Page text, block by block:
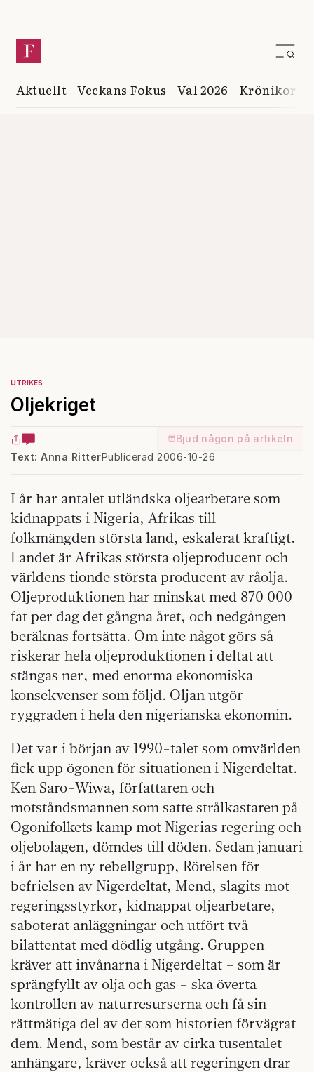
Aktuellt Veckans Fokus Val 2026 Krönikor
UTRIKES
Oljekriget
Bjud någon på artikeln
Text: Anna RitterPublicerad 2006-10-26
I år har antalet utländska oljearbetare som
kidnappats i Nigeria, Afrikas till
folkmängden största land, eskalerat kraftigt.
Landet är Afrikas största oljeproducent och
världens tionde största producent av råolja.
Oljeproduktionen har minskat med 870 000
fat per dag det gångna året, och nedgången
beräknas fortsätta. Om inte något görs så
riskerar hela oljeproduktionen i deltat att
stängas ner, med enorma ekonomiska
konsekvenser som följd. Oljan utgör
ryggraden i hela den nigerianska ekonomin.
Det var i början av 1990-talet som omvärlden
fick upp ögonen för situationen i Nigerdeltat.
Ken Saro-Wiwa, författaren och
motståndsmannen som satte strålkastaren på
Ogonifolkets kamp mot Nigerias regering och
oljebolagen, dömdes till döden. Sedan januari
i år har en ny rebellgrupp, Rörelsen för
befrielsen av Nigerdeltat, Mend, slagits mot
regeringsstyrkor, kidnappat oljearbetare,
saboterat anläggningar och utfört två
bilattentat med dödlig utgång. Gruppen
kräver att invånarna i Nigerdeltat – som är
sprängfyllt av olja och gas – ska överta
kontrollen av naturresurserna och få sin
rättmätiga del av det som historien förvägrat
dem. Mend, som består av cirka tusentalet
anhängare, kräver också att regeringen drar